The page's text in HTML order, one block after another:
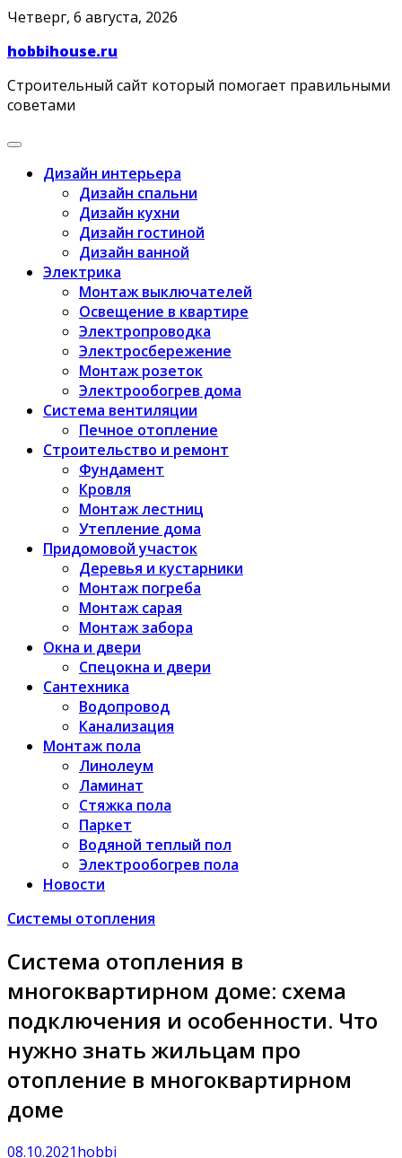
Skip
content
Четверг, 6 августа, 2026
hobbihouse.ru
Строительный сайт который помогает правильными
советами
Дизайн интерьера
Дизайн спальни
Дизайн кухни
Дизайн гостиной
Дизайн ванной
Электрика
Монтаж выключателей
Освещение в квартире
Электропроводка
Электросбережение
Монтаж розеток
Электрообогрев дома
Система вентиляции
Печное отопление
Строительство и ремонт
Фундамент
Кровля
Монтаж лестниц
Утепление дома
Придомовой участок
Деревья и кустарники
Монтаж погреба
Монтаж сарая
Монтаж забора
Окна и двери
Спецокна и двери
Сантехника
Водопровод
Канализация
Монтаж пола
Линолеум
Ламинат
Стяжка пола
Паркет
Водяной теплый пол
Электрообогрев пола
Новости
Системы отопления
Система отопления в
многоквартирном доме: схема
подключения и особенности. Что
нужно знать жильцам про
отопление в многоквартирном
доме
08.10.2021hobbi